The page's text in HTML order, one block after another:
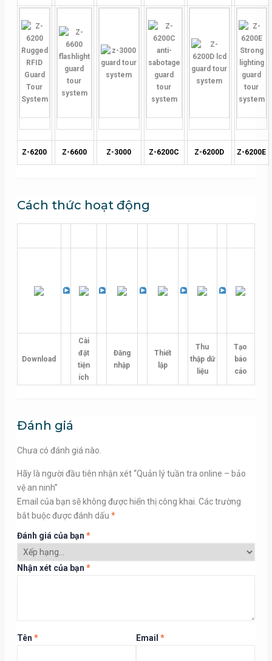
Z-6200 Z-6600 Z-3000 Z-6200C Z-6200D Z-6200E
Cách thức hoạt động
Download
Cài
đặt
tiện
ích
Đăng
nhập
Thiết
lập
Thu
thập dữ
liệu
Tạo
báo
cáo
Đánh giá
Chưa có đánh giá nào.
Hãy là người đầu tiên nhận xét “Quản lý tuần tra online – bảo
vệ an ninh”
Email của bạn sẽ không được hiển thị công khai. Các trường
bắt buộc được đánh dấu *
Đánh giá của bạn *
Nhận xét của bạn *
Tên * Email *